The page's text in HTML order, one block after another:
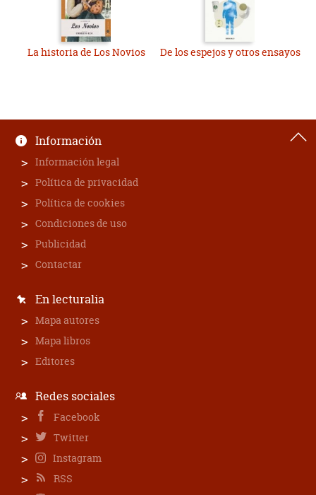
La historia de Los Novios De los espejos y otros ensayos
Información
Información legal
Política de privacidad
Política de cookies
Condiciones de uso
Publicidad
Contactar
En lecturalia
Mapa autores
Mapa libros
Editores
Redes sociales
Facebook
Twitter
Instagram
RSS